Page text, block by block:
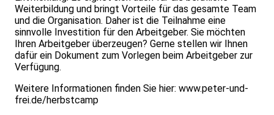
Weiterbildung und bringt Vorteile für das gesamte Team
und die Organisation. Daher ist die Teilnahme eine
sinnvolle Investition für den Arbeitgeber. Sie möchten
Ihren Arbeitgeber überzeugen? Gerne stellen wir Ihnen
dafür ein Dokument zum Vorlegen beim Arbeitgeber zur
Verfügung.
Weitere Informationen finden Sie hier: www.peter-und-
frei.de/herbstcamp